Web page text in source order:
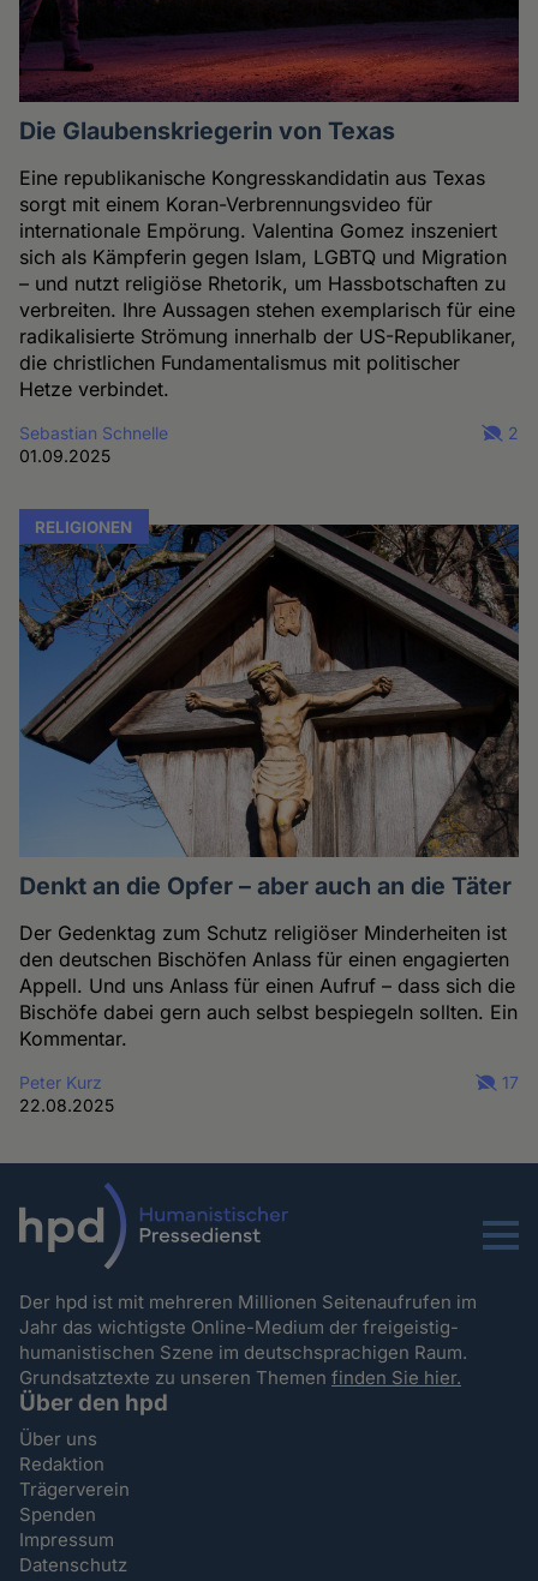
Die Glaubenskriegerin von Texas
Eine republikanische Kongresskandidatin aus Texas
sorgt mit einem Koran-Verbrennungsvideo für
internationale Empörung. Valentina Gomez inszeniert
sich als Kämpferin gegen Islam, LGBTQ und Migration
– und nutzt religiöse Rhetorik, um Hassbotschaften zu
verbreiten. Ihre Aussagen stehen exemplarisch für eine
radikalisierte Strömung innerhalb der US-Republikaner,
die christlichen Fundamentalismus mit politischer
Hetze verbindet.
Sebastian Schnelle
01.09.2025
2
RELIGIONEN
Denkt an die Opfer – aber auch an die Täter
Der Gedenktag zum Schutz religiöser Minderheiten ist
den deutschen Bischöfen Anlass für einen engagierten
Appell. Und uns Anlass für einen Aufruf – dass sich die
Bischöfe dabei gern auch selbst bespiegeln sollten. Ein
Kommentar.
Peter Kurz
22.08.2025
17
Menu
Der hpd ist mit mehreren Millionen Seitenaufrufen im
Jahr das wichtigste Online-Medium der freigeistig-
humanistischen Szene im deutschsprachigen Raum.
Grundsatztexte zu unseren Themenfinden Sie hier.
Über den hpd
Über uns
Redaktion
Trägerverein
Spenden
Impressum
Datenschutz